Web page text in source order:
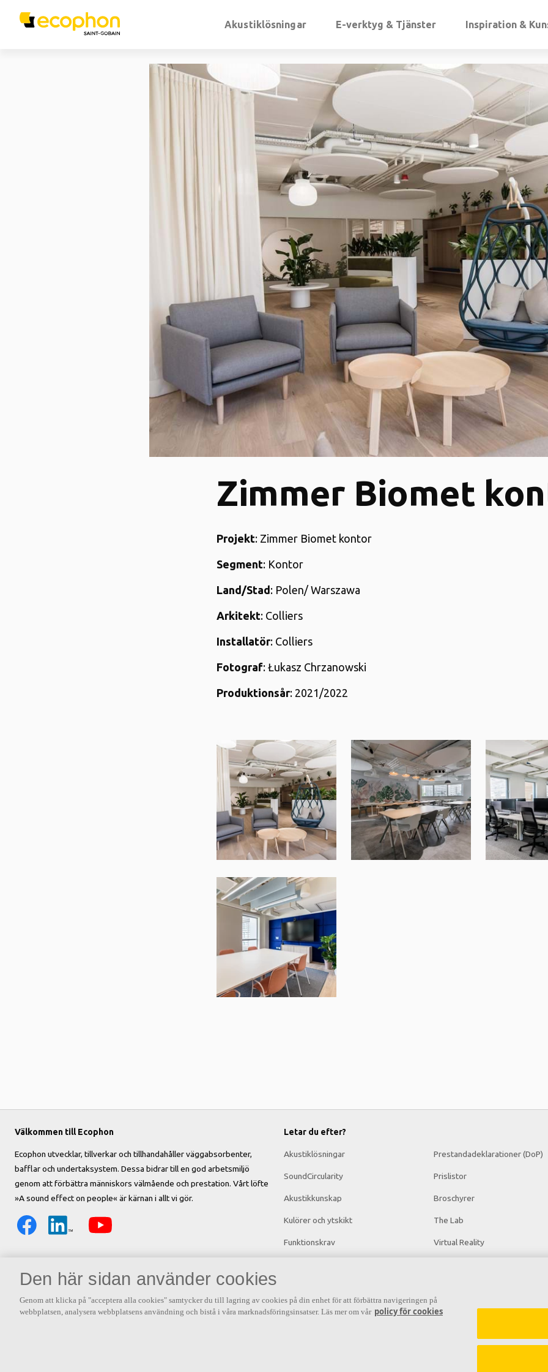
Akustiklösningar E-verktyg & Tjänster Inspiration &
Zimmer Biomet
Projekt: Zimmer Biomet kontor
Segment: Kontor
Land/Stad: Polen/ Warszawa
Arkitekt: Colliers
Installatör: Colliers
Fotograf: Łukasz Chrzanowski
Produktionsår: 2021/2022
Välkommen till Ecophon
Ecophon utvecklar, tillverkar och tillhandahåller väggabsorbenter,
bafflar och undertaksystem. Dessa bidrar till en god arbetsmiljö
genom att förbättra människors välmående och prestation. Vårt löfte
»A sound effect on people« är kärnan i allt vi gör.
Letar du efter?
Akustiklösningar
SoundCircularity
Akustikkunskap
Kulörer och ytskikt
Funktionskrav
Prestandadeklarationer (DoP)
Prislistor
Broschyrer
The Lab
Virtual Reality
Den här sidan använder cookies
Genom att klicka på "acceptera alla cookies" samtycker du till lagring av cookies på din enhet för att förbättra navigeringen på
webbplatsen, analysera webbplatsens användning och bistå i våra marknadsföringsinsatser. Läs mer om vår policy för cookies